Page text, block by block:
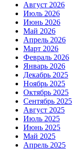
Август 2026
Июль 2026
Июнь 2026
Май 2026
Апрель 2026
Март 2026
Февраль 2026
Январь 2026
Декабрь 2025
Ноябрь 2025
Октябрь 2025
Сентябрь 2025
Август 2025
Июль 2025
Июнь 2025
Май 2025
Апрель 2025